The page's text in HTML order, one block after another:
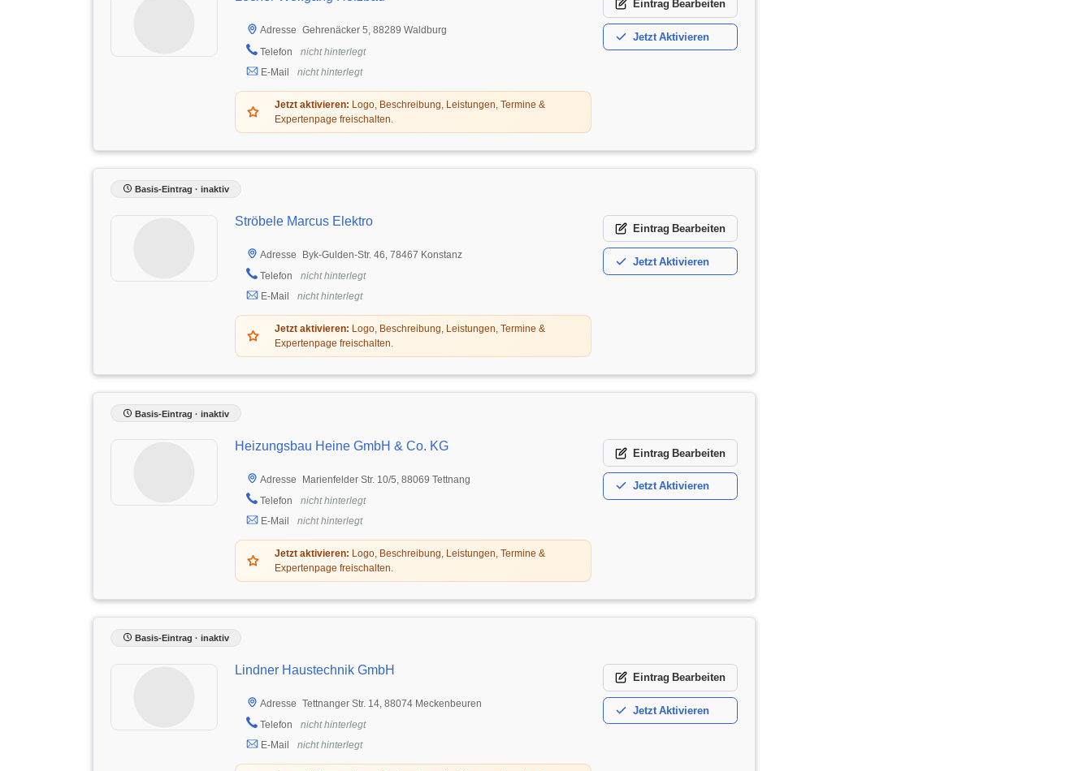
Adresse Gehrenäcker 5, 88289 Waldburg
Telefon
nicht hinterlegt
E-Mail
nicht hinterlegt
Jetzt aktivieren: Logo, Beschreibung, Leistungen, Termine &
Expertenpage freischalten.
Eintrag Bearbeiten
Jetzt Aktivieren
Basis-Eintrag · inaktiv
Ströbele Marcus Elektro
Adresse
Byk-Gulden-Str. 46, 78467 Konstanz
Telefon
nicht hinterlegt
E-Mail
nicht hinterlegt
Jetzt aktivieren: Logo, Beschreibung, Leistungen, Termine &
Expertenpage freischalten.
Eintrag Bearbeiten
Jetzt Aktivieren
Basis-Eintrag · inaktiv
Heizungsbau Heine GmbH & Co. KG
Adresse
Marienfelder Str. 10/5, 88069 Tettnang
Telefon
nicht hinterlegt
E-Mail
nicht hinterlegt
Jetzt aktivieren: Logo, Beschreibung, Leistungen, Termine &
Expertenpage freischalten.
Eintrag Bearbeiten
Jetzt Aktivieren
Basis-Eintrag · inaktiv
Lindner Haustechnik GmbH
Adresse Tettnanger Str. 14, 88074 Meckenbeuren
Telefon
nicht hinterlegt
E-Mail
nicht hinterlegt
Eintrag Bearbeiten
Jetzt Aktivieren